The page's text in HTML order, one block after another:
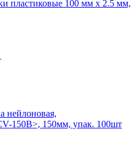
пластиковые 100 мм х 2.5 мм,
нейлоновая,
150B>, 150мм, упак. 100шт